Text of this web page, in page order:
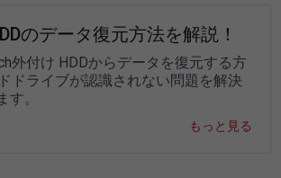
のデータ復元方法を解説！
外付け HDDからデータを復元する方
ドライブが認識されない問題を解決
。
もっと見る